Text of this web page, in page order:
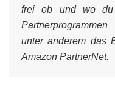
frei ob und wo du
unter anderem das
Amazon PartnerNet.